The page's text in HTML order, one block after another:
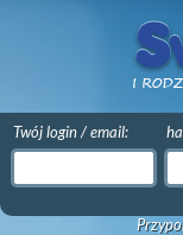
Twój login / email: